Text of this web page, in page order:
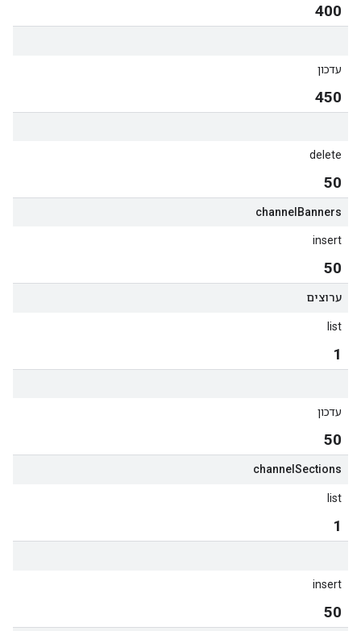
400
עדכון
450
delete
50
channel Banners
insert
50
ערוצים
list
1
עדכון
50
channel Sections
list
1
insert
50